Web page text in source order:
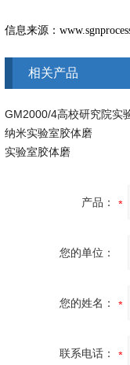
信息来源：
相关产品
纳米实验室胶体磨
实验室胶体磨
产品：
您的单位：
您的姓名：
联系电话：